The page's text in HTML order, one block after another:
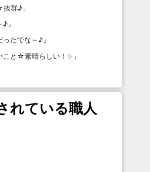
抜群♪ 」
♪ 」
ったでな～♪ 」
こと☆素晴らしい！✨ 」
れている職人